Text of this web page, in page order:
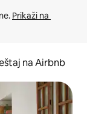
Prikaži na
na Airbnb